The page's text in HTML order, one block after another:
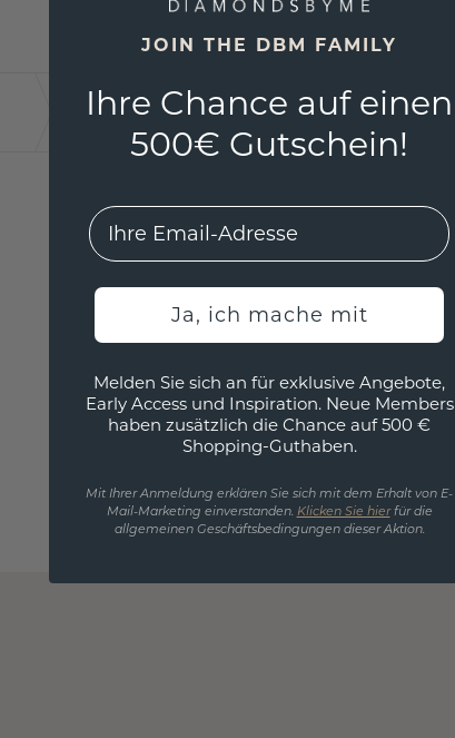
JOIN THE DBM FAMILY
Ihre Chance auf einen
500€ Gutschein!
EMail
Ja, ich mache mit
Melden Sie sich an für exklusive Angebote,
Early Access und Inspiration. Neue Members
haben zusätzlich die Chance auf 500 €
Shopping-Guthaben.
Mit Ihrer Anmeldung erklären Sie sich mit dem Erhalt von E-
Mail-Marketing einverstanden. Klicken Sie hierfür die
allgemeinen Geschäftsbedingungen dieser Aktion.